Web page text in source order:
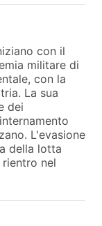
con il
militare di
con la
La sua
dei
L'evasione
della lotta
nel